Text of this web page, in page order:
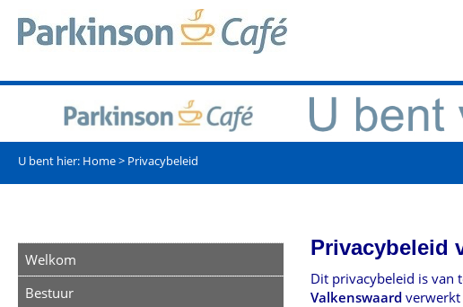
U bent hier: Home> Privacybeleid
Welkom
Bestuur
Privacybeleid
Dit privacybeleid is van
Valkenswaardverwerkt